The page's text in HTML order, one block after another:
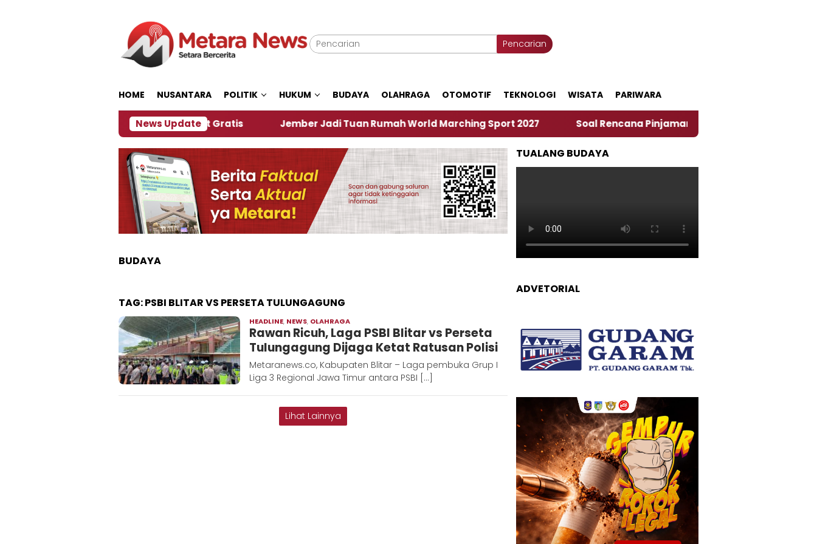
Pencarian
HOME NUSANTARA POLITIK HUKUM BUDAYA OLAHRAGA OTOMOTIF TEKNOLOGI WISATA PARIWARA
News Update
Panitia Siapkan Kopi dan Pijat Gratis Jember Jadi Tuan Rumah World Marching Sport 2027 ‎Soal Rencana Pinjaman Daerah Pemkab Jember, Ini
BUDAYA
TAG:PSBI BLITAR VS PERSETA TULUNGAGUNG
HEADLINE, NEWS, OLAHRAGA
Hadi
Rawan Ricuh, Laga PSBI Blitar vs Perseta
Tulungagung Dijaga Ketat Ratusan Polisi
Metaranews.co, Kabupaten Blitar – Laga pembuka Grup I
Liga 3 Regional Jawa Timur antara PSBI […]
Lihat Lainnya
TUALANG BUDAYA
ADVETORIAL